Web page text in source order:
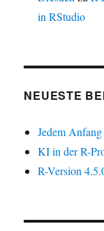
in RStudio
NEUESTE
Jedem
KI in der R-
R-Version